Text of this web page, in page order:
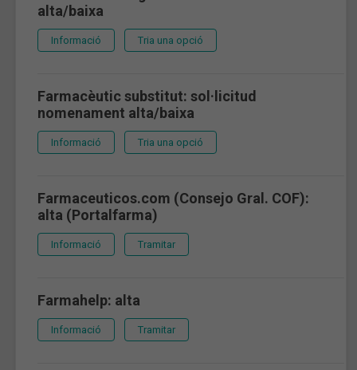
alta/baixa
Informació Tria una opció
Farmacèutic substitut: sol·licitud
nomenament alta/baixa
Informació Tria una opció
Farmaceuticos.com (Consejo Gral. COF):
alta (Portalfarma)
Informació Tramitar
Farmahelp: alta
Informació Tramitar